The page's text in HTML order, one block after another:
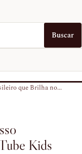
Buscar
que Brilha no...
Kids